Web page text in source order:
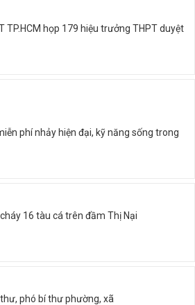
TP.HCM họp 179 hiệu trưởng THPT duyệt
phí nhảy hiện đại, kỹ năng sống trong
16 tàu cá trên đầm Thị Nại
phó bí thư phường, xã